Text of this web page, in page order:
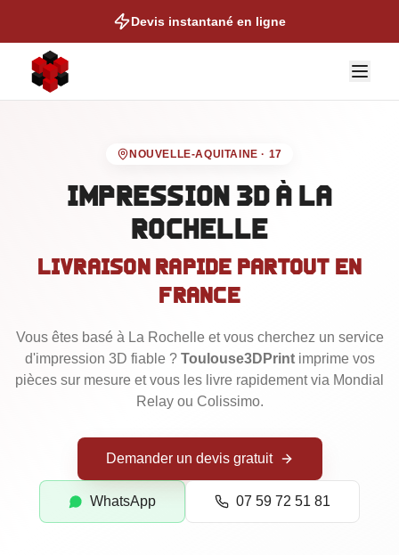
Devis instantané en ligne
Auto & Moto
Figurines & Collection
Talonettes de Ski
Goodies Personnalisés
Maquettes d'Architecture
NOUVELLE-AQUITAINE · 17
Impression 3D à La
Rochelle
Livraison rapide partout en
France
Vous êtes basé à La Rochelle et vous cherchez un service
d'impression 3D fiable ? Toulouse3DPrintimprime vos
pièces sur mesure et vous les livre rapidement via Mondial
Relay ou Colissimo.
Demander un devis gratuit
WhatsApp 07 59 72 51 81